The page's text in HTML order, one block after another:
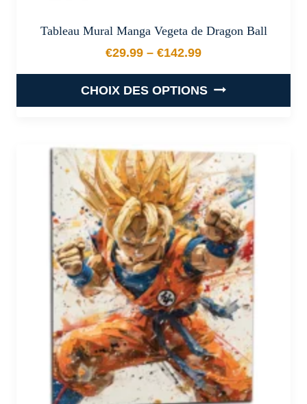
Tableau Mural Manga Vegeta de Dragon Ball
€29.99 – €142.99
Plage de prix : €29.99 à
CHOIX DES OPTIONS
a
plusieurs
variations.
Les
options
peuvent
être
choisies
sur
la
page
du
produit